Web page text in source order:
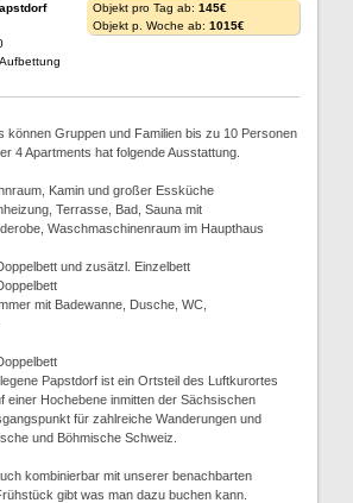
Objekt pro Tag ab: 145€
Objekt p. Woche ab: 1015€
können Gruppen und Familien bis zu 10 Personen
4 Apartments hat folgende Ausstattung.
Kamin und großer Essküche
Terrasse, Bad, Sauna mit
Waschmaschinenraum im Haupthaus
und zusätzl. Einzelbett
mit Badewanne, Dusche, WC,
Papstdorf ist ein Ortsteil des Luftkurortes
einer Hochebene inmitten der Sächsischen
für zahlreiche Wanderungen und
und Böhmische Schweiz.
kombinierbar mit unserer benachbarten
gibt was man dazu buchen kann.